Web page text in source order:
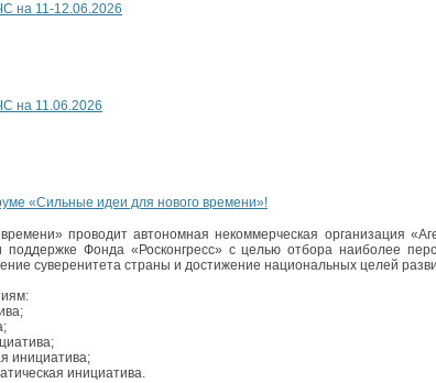
на 11-12.06.2026
на 11.06.2026
«Сильные идеи для нового времени»!
проводит автономная некоммерческая организация
Фонда «Росконгресс» с целью отбора наиболее
суверенитета страны и достижение национальных целей
инициатива;
инициатива.